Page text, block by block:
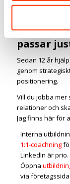
och öka
Boka ett
passar
Sedan 12 år
genom
positionering.
Vill du jobba
relationer och
Jag finns här för
Interna
1:1-coachning
LinkedIn är prio.
Öppna
via